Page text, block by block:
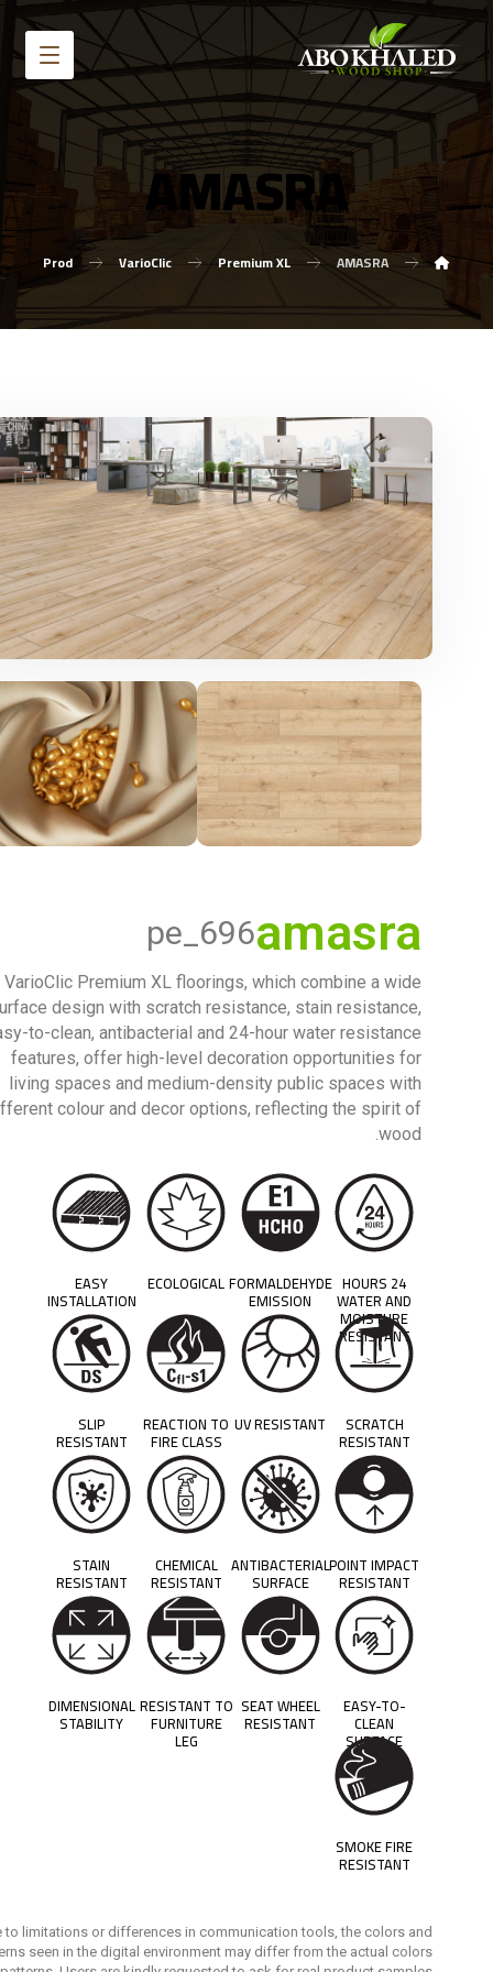
AMASRA
Prod VarioClic Premium XL AMASRA
amasra
pe_696
VarioClic Premium XL floorings, which combine a wide
design with scratch resistance, stain resistance,
to-clean, antibacterial and 24-hour water resistance
features, offer high-level decoration opportunities for
living spaces and medium-density public spaces with
colour and decor options, reflecting the spirit of
wood.
24 HOURS
WATER AND
MOISTURE
RESISTANT
FORMALDEHYDE
EMISSION
ECOLOGICAL
EASY
INSTALLATION
SCRATCH
RESISTANT
UV RESISTANT
REACTION TO
FIRE CLASS
SLIP
RESISTANT
POINT IMPACT
RESISTANT
ANTIBACTERIAL
SURFACE
CHEMICAL
RESISTANT
STAIN
RESISTANT
EASY-TO-
CLEAN
SURFACE
SEAT WHEEL
RESISTANT
RESISTANT TO
FURNITURE
LEG
DIMENSIONAL
STABILITY
SMOKE FIRE
RESISTANT
to limitations or differences in communication tools, the colors and
seen in the digital environment may differ from the actual colors